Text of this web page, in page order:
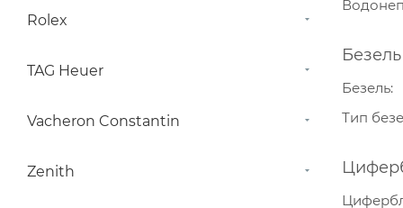
Безель
Безель
Тип
Rolex
TAG Heuer
Vacheron Constantin
Zenith